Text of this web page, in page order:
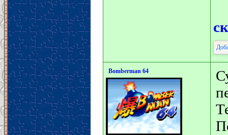
Bomberman 64